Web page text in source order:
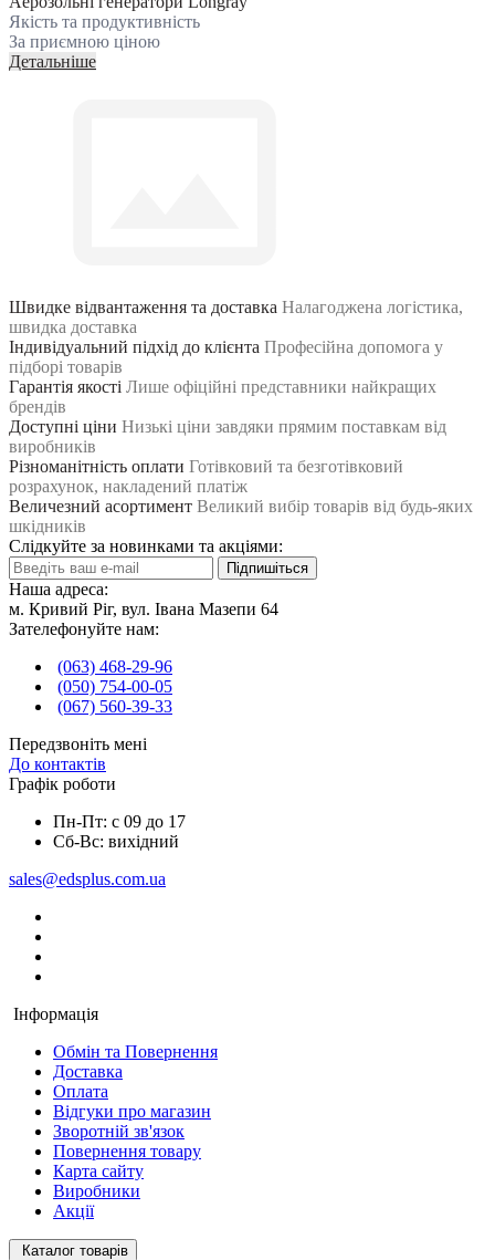
Якість та продуктивність
За приємною ціною
Детальніше
Швидке відвантаження та доставка Налагоджена логістика,
швидка доставка
Індивідуальний підхід до клієнта Професійна допомога у
підборі товарів
Гарантія якості Лише офіційні представники найкращих
брендів
Доступні ціни Низькі ціни завдяки прямим поставкам від
виробників
Різноманітність оплати Готівковий та безготівковий
розрахунок, накладений платіж
Величезний асортимент Великий вибір товарів від будь-яких
шкідників
Слідкуйте за новинками та акціями:
Підпишіться
Наша адреса:
м. Кривий Ріг, вул. Івана Мазепи 64
Зателефонуйте нам:
(063) 468-29-96
(050) 754-00-05
(067) 560-39-33
Передзвоніть мені
До контактів
Графік роботи
Пн-Пт: с 09 до 17
Сб-Вс: вихідний
sales@edsplus.com.ua
Інформація
Обмін та Повернення
Доставка
Оплата
Відгуки про магазин
Зворотній зв'язок
Повернення товару
Карта сайту
Виробники
Акції
Каталог товарів